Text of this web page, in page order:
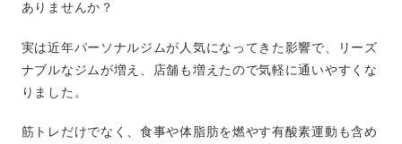
ありませんか？
実は近年パーソナルジムが人気になってきた影響で、リーズ
ナブルなジムが増え、店舗も増えたので気軽に通いやすくな
りました。
筋トレだけでなく、食事や体脂肪を燃やす有酸素運動も含め